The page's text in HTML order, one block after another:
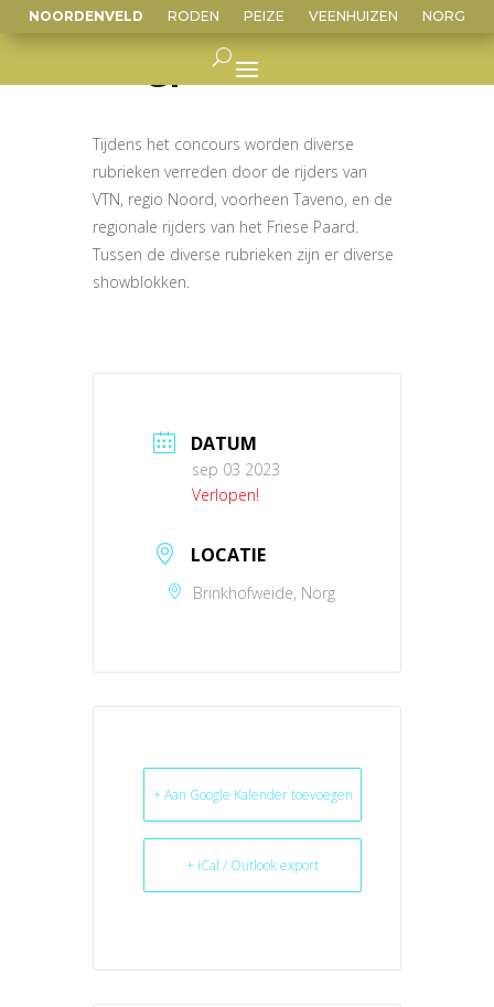
NOORDENVELD RODEN PEIZE VEENHUIZEN NORG
Tuigpaardenconcours
Tijdens het concours worden diverse
rubrieken verreden door de rijders van
VTN, regio Noord, voorheen Taveno, en de
regionale rijders van het Friese Paard.
Tussen de diverse rubrieken zijn er diverse
showblokken.
DATUM
sep 03 2023
Verlopen!
LOCATIE
Brinkhofweide, Norg
+ Aan Google Kalender toevoegen
+ iCal / Outlook export